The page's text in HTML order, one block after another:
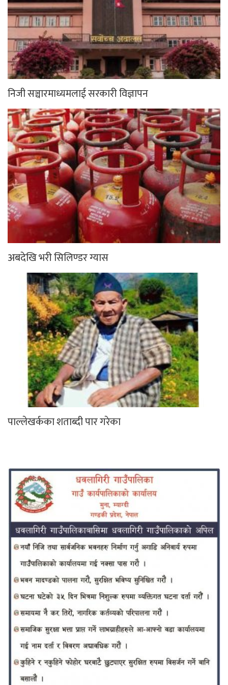
निजी सञ्चारमाध्यमलाई सरकारी विज्ञापन
अबदेखि भरी सिलिण्डर ग्यास
पाल्लेखर्कका शताब्दी पार गरेका